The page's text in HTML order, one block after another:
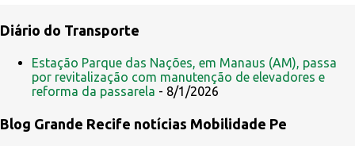
m
e
n
á
Diário do Transporte
Estação Parque das Nações, em Manaus (AM), passa
por revitalização com manutenção de elevadores e
reforma da passarela - 8/1/2026
Blog Grande Recife notícias Mobilidade Pe